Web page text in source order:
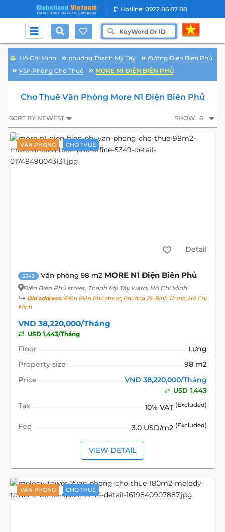
Hotline: 0922 86 87 88
Hồ Chí Minh phường Thạnh Mỹ Tây
đường Điện Biên Phủ
Văn Phòng Cho Thuê
MORE N1 ĐIỆN BIÊN PHỦ
Cho Thuê Văn Phòng More N1 Điện Biên Phủ
SORT BY NEWEST SHOW 6
VĂN PHÒNG CHO THUÊ
Detail
5349 Văn phòng 98 m2 MORE N1 Điện Biên Phủ
Điện Biên Phủ street, Thạnh Mỹ Tây ward, Hồ Chí Minh
Old address:Điện Biên Phủ street, Phường 25, Bình Thạnh, Hồ Chí
Minh
VND 38,220,000/Tháng
USD 1,443/Tháng
Floor
Lửng
Property size
98 m2
Price
VND 38,220,000/Tháng
USD 1,443
Tax 10% VAT (Excluded)
Fee 3.0 USD/m2 (Excluded)
VIEW DETAIL
VĂN PHÒNG CHO THUÊ